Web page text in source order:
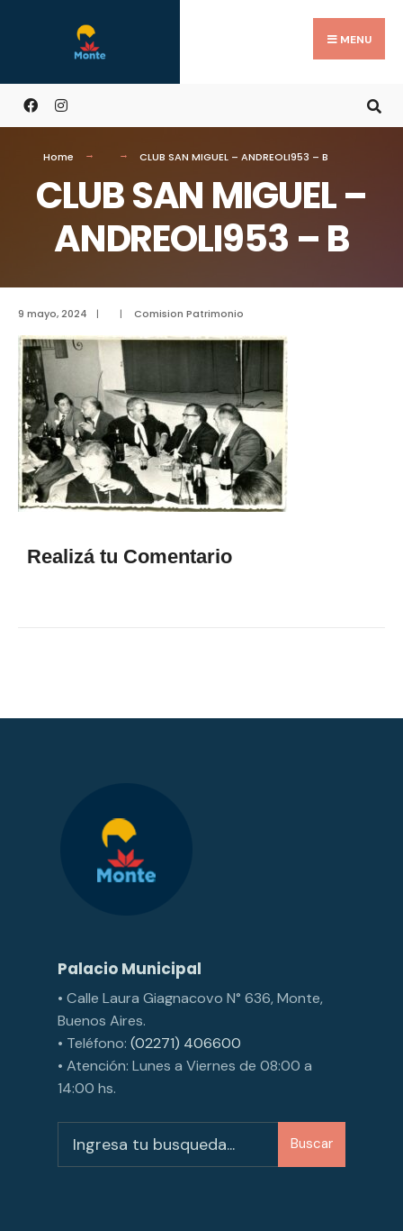
MENU
Home CLUB SAN MIGUEL – ANDREOLI953 – B
CLUB SAN MIGUEL –
ANDREOLI953 – B
9 mayo, 2024 | | Comision Patrimonio
Realizá tu Comentario
Palacio Municipal
• Calle Laura Giagnacovo N° 636, Monte,
Buenos Aires.
• Teléfono: (02271) 406600
• Atención: Lunes a Viernes de 08:00 a
14:00 hs.
Buscar